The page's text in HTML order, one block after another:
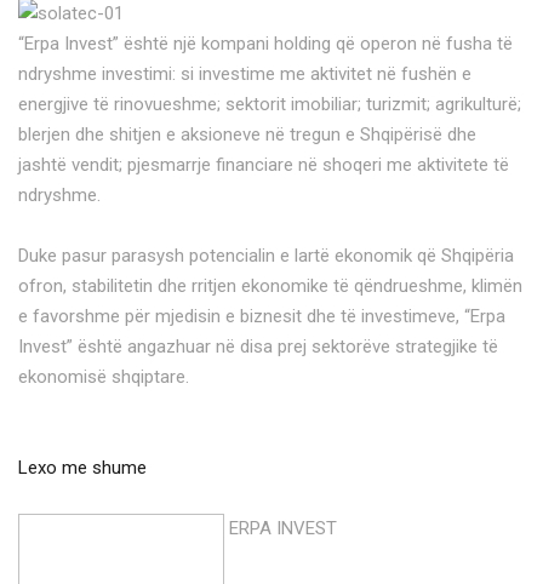
“Erpa Invest” është një kompani holding që operon në fusha të
ndryshme investimi: si investime me aktivitet në fushën e
energjive të rinovueshme; sektorit imobiliar; turizmit; agrikulturë;
blerjen dhe shitjen e aksioneve në tregun e Shqipërisë dhe
jashtë vendit; pjesmarrje financiare në shoqeri me aktivitete të
ndryshme.
Duke pasur parasysh potencialin e lartë ekonomik që Shqipëria
ofron, stabilitetin dhe rritjen ekonomike të qëndrueshme, klimën
e favorshme për mjedisin e biznesit dhe të investimeve, “Erpa
Invest” është angazhuar në disa prej sektorëve strategjike të
ekonomisë shqiptare.
Lexo me shume
ERPA INVEST